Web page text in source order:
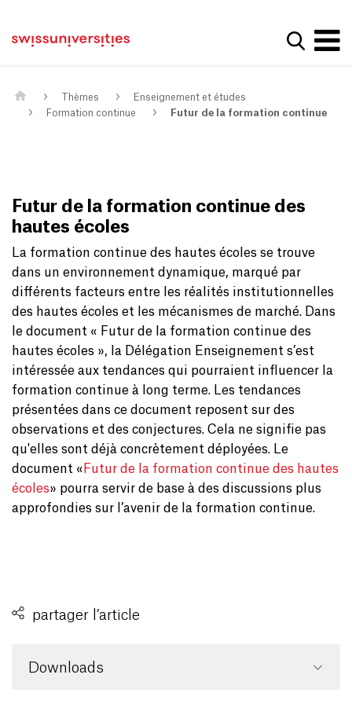
Main Navigation
Contenu
Méta-navigation
Afficher
Thèmes
Enseignement et études
Formation continue
Futur de la formation continue
Futur de la formation continue des
hautes écoles
La formation continue des hautes écoles se trouve
dans un environnement dynamique, marqué par
différents facteurs entre les réalités institutionnelles
des hautes écoles et les mécanismes de marché. Dans
le document « Futur de la formation continue des
hautes écoles », la Délégation Enseignement s’est
intéressée aux tendances qui pourraient influencer la
formation continue à long terme. Les tendances
présentées dans ce document reposent sur des
observations et des conjectures. Cela ne signifie pas
qu'elles sont déjà concrètement déployées. Le
document « Futur de la formation continue des hautes
écoles» pourra servir de base à des discussions plus
approfondies sur l’avenir de la formation continue.
partager l’article
Downloads